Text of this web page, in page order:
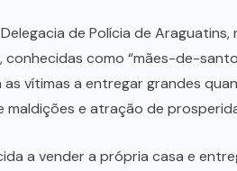
de Polícia de Araguatins,
como “mães-de-
vítimas a entregar grandes
maldições e atração de
a vender a própria casa e